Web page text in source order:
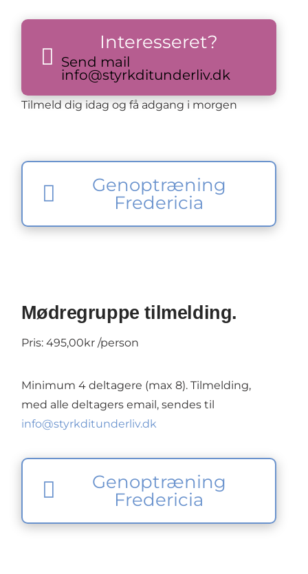
Interesseret?
Send mail
info@styrkditunderliv.dk
Tilmeld dig idag og få adgang i morgen
Genoptræning
Fredericia
Mødregruppe tilmelding.
Pris: 495,00kr /person
Minimum 4 deltagere (max 8). Tilmelding,
med alle deltagers email, sendes til
info@styrkditunderliv.dk
Genoptræning
Fredericia